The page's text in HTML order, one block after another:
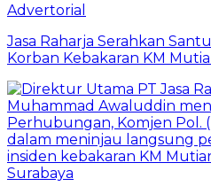
Advertorial
Jasa Raharja Serahkan
Korban Kebakaran KM